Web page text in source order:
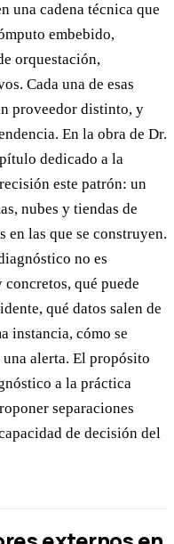
una cadena técnica que
embebido,
orquestación,
Cada una de esas
proveedor distinto, y
En la obra de Dr.
dedicado a la
este patrón: un
nubes y tiendas de
en las que se construyen.
no es
qué puede
qué datos salen de
instancia, cómo se
alerta. El propósito
a la práctica
separaciones
de decisión del